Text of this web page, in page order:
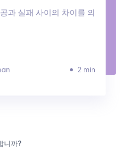
과 실패 사이의 차이를 의
2 min
니까?